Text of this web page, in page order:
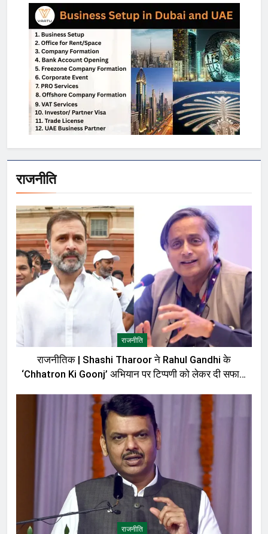
राजनीति
राजनीति
राजनीतिक | Shashi Tharoor ने Rahul Gandhi के
‘Chhatron Ki Goonj’ अभियान पर टिप्पणी को लेकर दी सफाई,
राजनीति